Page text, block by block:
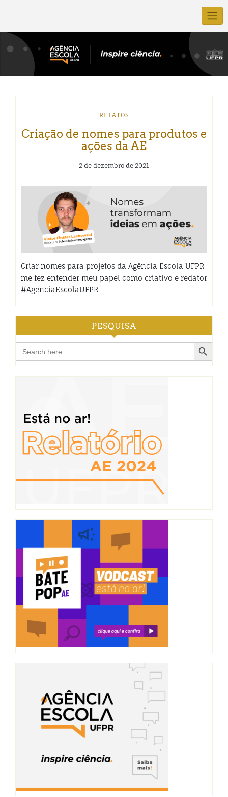
RELATOS
Criação de nomes para produtos e
ações da AE
2 de dezembro de 2021
Criar nomes para projetos da Agência Escola UFPR
me fez entender meu papel como criativo e redator
#AgenciaEscolaUFPR
PESQUISA
Search
for:
Search Button